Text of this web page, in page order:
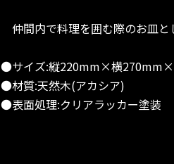
仲間内で料理を囲む際のお皿と
●サイズ:縦220mm×横
●材質:天然木(アカシア)
●表面処理:クリアラッカー塗装